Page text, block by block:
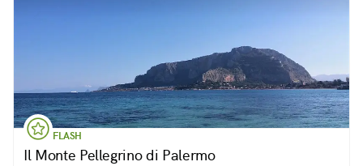
FLASH
Il Monte Pellegrino di Palermo